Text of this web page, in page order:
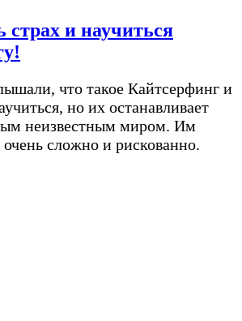
страх и научиться
что такое Кайтсерфинг и
но их останавливает
неизвестным миром. Им
очень сложно и рискованно.